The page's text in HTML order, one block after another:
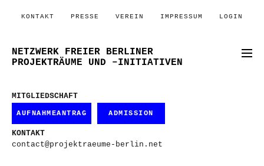
KONTAKT PRESSE VEREIN IMPRESSUM LOGIN
NETZWERK FREIER BERLINER
PROJEKTRÄUME UND –INITIATIVEN
MITGLIEDSCHAFT
AUFNAHMEANTRAG ADMISSION
KONTAKT
contact@projektraeume-berlin.net